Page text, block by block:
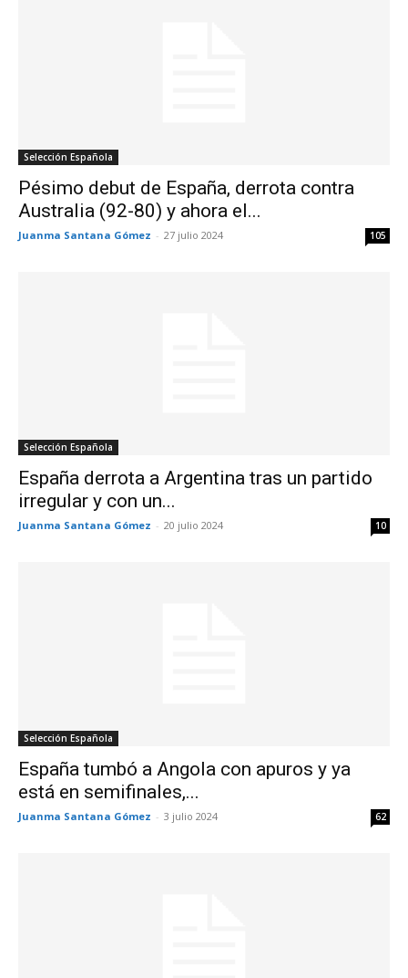
Selección Española
Pésimo debut de España, derrota contra
Australia (92-80) y ahora el...
Juanma Santana Gómez - 27 julio 2024 105
Selección Española
España derrota a Argentina tras un partido
irregular y con un...
Juanma Santana Gómez - 20 julio 2024 10
Selección Española
España tumbó a Angola con apuros y ya
está en semifinales,...
Juanma Santana Gómez - 3 julio 2024 62